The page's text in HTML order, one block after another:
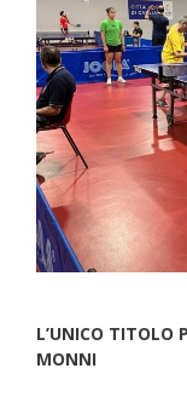
L’UNICO TITOLO
MONNI